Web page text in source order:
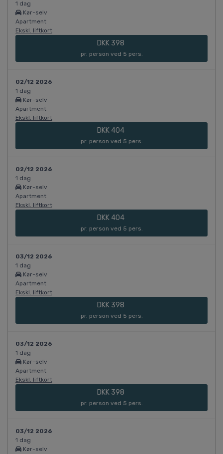
1 dag
Kør-selv
Apartment
Ekskl. liftkort
DKK 398
pr. person ved 5 pers.
02/12 2026
1 dag
Kør-selv
Apartment
Ekskl. liftkort
DKK 404
pr. person ved 5 pers.
02/12 2026
1 dag
Kør-selv
Apartment
Ekskl. liftkort
DKK 404
pr. person ved 5 pers.
03/12 2026
1 dag
Kør-selv
Apartment
Ekskl. liftkort
DKK 398
pr. person ved 5 pers.
03/12 2026
1 dag
Kør-selv
Apartment
Ekskl. liftkort
DKK 398
pr. person ved 5 pers.
03/12 2026
1 dag
Kør-selv